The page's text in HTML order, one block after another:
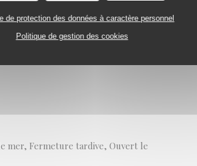
de protection des données à caractère personnel
Politique de gestion des cookies
mer, Fermeture tardive, Ouvert le